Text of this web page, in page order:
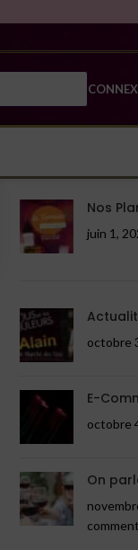
DÉCOUVREZ
Nos
juin 1,
octobre
E-
octobre
On